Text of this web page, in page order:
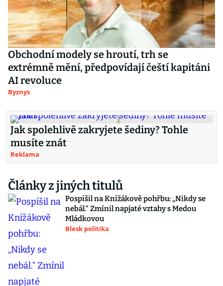
Obchodní modely se hroutí, trh se
extrémně mění, předpovídají čeští kapitáni
AI revoluce
Byznys
Jak spolehlivě zakryjete šediny? Tohle
musíte znát
Reklama
Články z jiných titulů
Pospíšil na Knížákově pohřbu: „Nikdy se
nebál.“ Zmínil napjaté vztahy s Medou
Mládkovou
Blesk politika